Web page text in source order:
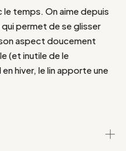
le temps. On aime depuis
permet de se glisser
aspect doucement
(et inutile de le
hiver, le lin apporte une
linge d'antan, ou donne